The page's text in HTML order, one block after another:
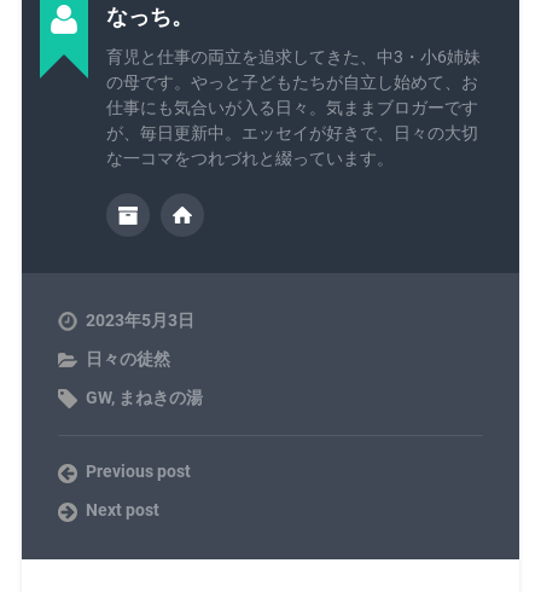
なっち。
育児と仕事の両立を追求してきた、中3・小6姉妹
の母です。やっと子どもたちが自立し始めて、お
仕事にも気合いが入る日々。気ままブロガーです
が、毎日更新中。エッセイが好きで、日々の大切
な一コマをつれづれと綴っています。
2023年5月3日
日々の徒然
GW, まねきの湯
Previous post
Next post